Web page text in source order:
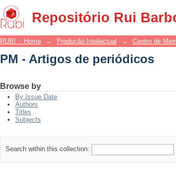
Repositório Rui
PM - Artigos de periódicos
RUBI :: Home → Produção Intelectual → Centro de
PM - Artigos de periódicos
Browse by
By Issue Date
Authors
Titles
Subjects
Search within this collection: